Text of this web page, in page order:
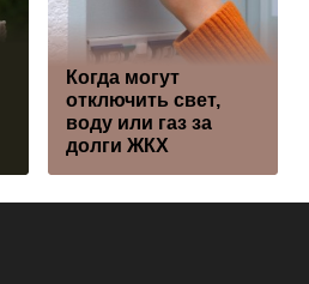
Когда могут
отключить свет,
воду или газ за
долги ЖКХ